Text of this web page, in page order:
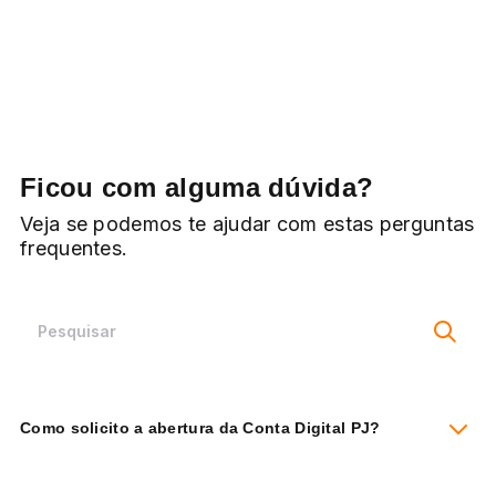
Ficou com alguma dúvida?
Veja se podemos te ajudar com estas perguntas
frequentes.
Como solicito a abertura da Conta Digital PJ?